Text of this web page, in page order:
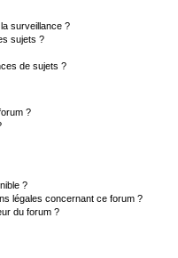
surveillance ?
sujets ?
de sujets ?
?
?
légales concernant ce forum ?
du forum ?